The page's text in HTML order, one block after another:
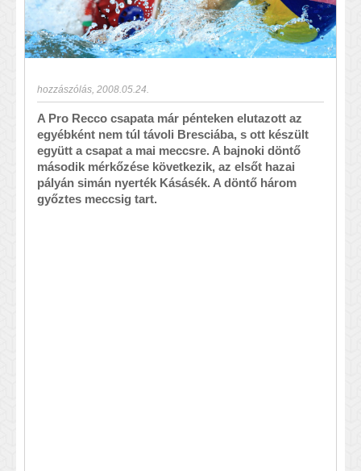
hozzászólás 2008.05.24.
A Pro Recco csapata már pénteken elutazott az
egyébként nem túl távoli Bresciába, s ott készült
együtt a csapat a mai meccsre. A bajnoki döntő
második mérkőzése következik, az elsőt hazai
pályán simán nyerték Kásásék. A döntő három
győztes meccsig tart.